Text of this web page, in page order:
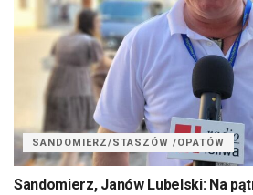
SANDOMIERZ/STASZÓW /OPATÓW
Sandomierz, Janów Lubelski: Na